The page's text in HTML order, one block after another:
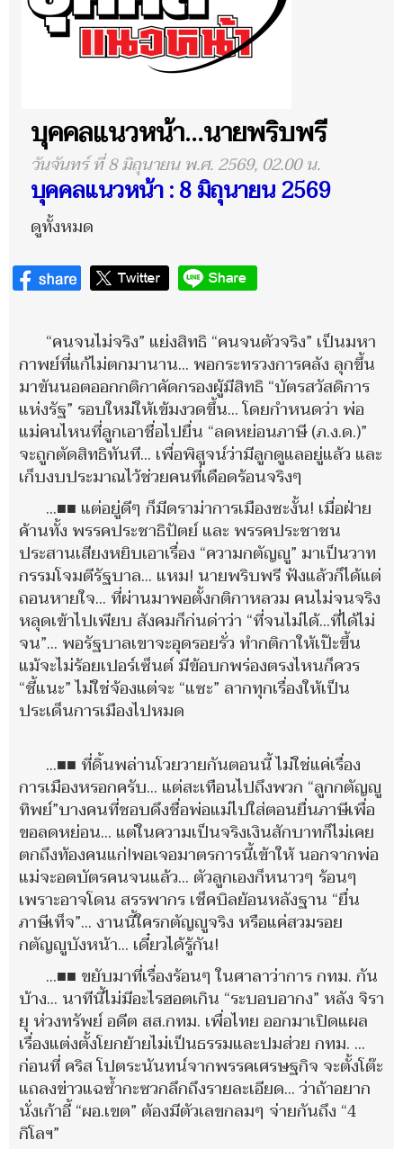
บุคคลแนวหน้า...นายพริบพรี
วันจันทร์ ที่ 8 มิถุนายน พ.ศ. 2569, 02.00 น.
บุคคลแนวหน้า : 8 มิถุนายน 2569
ดูทั้งหมด
“คนจนไม่จริง” แย่งสิทธิ “คนจนตัวจริง” เป็นมหา
กาพย์ที่แก้ไม่ตกมานาน... พอกระทรวงการคลัง ลุกขึ้น
มาขันนอตออกกติกาคัดกรองผู้มีสิทธิ “บัตรสวัสดิการ
แห่งรัฐ” รอบใหม่ให้เข้มงวดขึ้น... โดยกำหนดว่า พ่อ
แม่คนไหนที่ลูกเอาชื่อไปยื่น “ลดหย่อนภาษี (ภ.ง.ด.)”
จะถูกตัดสิทธิทันที... เพื่อพิสูจน์ว่ามีลูกดูแลอยู่แล้ว และ
เก็บงบประมาณไว้ช่วยคนที่เดือดร้อนจริงๆ
...■■ แต่อยู่ดีๆ ก็มีดราม่าการเมืองซะงั้น! เมื่อฝ่าย
ค้านทั้ง พรรคประชาธิปัตย์ และ พรรคประชาชน
ประสานเสียงหยิบเอาเรื่อง “ความกตัญญู” มาเป็นวาท
กรรมโจมตีรัฐบาล... แหม! นายพริบพรี ฟังแล้วก็ได้แต่
ถอนหายใจ... ที่ผ่านมาพอตั้งกติกาหลวม คนไม่จนจริง
หลุดเข้าไปเพียบ สังคมก็ก่นด่าว่า “ที่จนไม่ได้...ที่ได้ไม่
จน”... พอรัฐบาลเขาจะอุดรอยรั่ว ทำกติกาให้เป๊ะขึ้น
แม้จะไม่ร้อยเปอร์เซ็นต์ มีข้อบกพร่องตรงไหนก็ควร
“ชี้แนะ” ไม่ใช่จ้องแต่จะ “แซะ” ลากทุกเรื่องให้เป็น
ประเด็นการเมืองไปหมด
...■■ ที่ดิ้นพล่านโวยวายกันตอนนี้ ไม่ใช่แค่เรื่อง
การเมืองหรอกครับ... แต่สะเทือนไปถึงพวก “ลูกกตัญญู
ทิพย์”บางคนที่ชอบดึงชื่อพ่อแม่ไปใส่ตอนยื่นภาษีเพื่อ
ขอลดหย่อน... แต่ในความเป็นจริงเงินสักบาทก็ไม่เคย
ตกถึงท้องคนแก่!พอเจอมาตรการนี้เข้าให้ นอกจากพ่อ
แม่จะอดบัตรคนจนแล้ว... ตัวลูกเองก็หนาวๆ ร้อนๆ
เพราะอาจโดน สรรพากร เช็คบิลย้อนหลังฐาน “ยื่น
ภาษีเท็จ”... งานนี้ใครกตัญญูจริง หรือแค่สวมรอย
กตัญญูบังหน้า... เดี๋ยวได้รู้กัน!
...■■ ขยับมาที่เรื่องร้อนๆ ในศาลาว่าการ กทม. กัน
บ้าง... นาทีนี้ไม่มีอะไรฮอตเกิน “ระบอบอากง” หลัง จิรา
ยุ ห่วงทรัพย์ อดีต สส.กทม. เพื่อไทย ออกมาเปิดแผล
เรื่องแต่งตั้งโยกย้ายไม่เป็นธรรมและปมส่วย กทม. ...
ก่อนที่ คริส โปตระนันทน์จากพรรคเศรษฐกิจ จะตั้งโต๊ะ
แถลงข่าวแฉซ้ำกะซวกลึกถึงรายละเอียด... ว่าถ้าอยาก
นั่งเก้าอี้ “ผอ.เขต” ต้องมีตัวเลขกลมๆ จ่ายกันถึง “4
กิโลฯ”